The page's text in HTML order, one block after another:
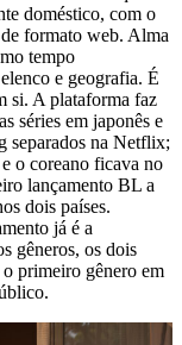
doméstico, com o
formato web. Alma
tempo
e geografia. É
si. A plataforma faz
séries em japonês e
separados na Netflix;
o coreano ficava no
lançamento BL a
dois países.
já é a
gêneros, os dois
primeiro gênero em